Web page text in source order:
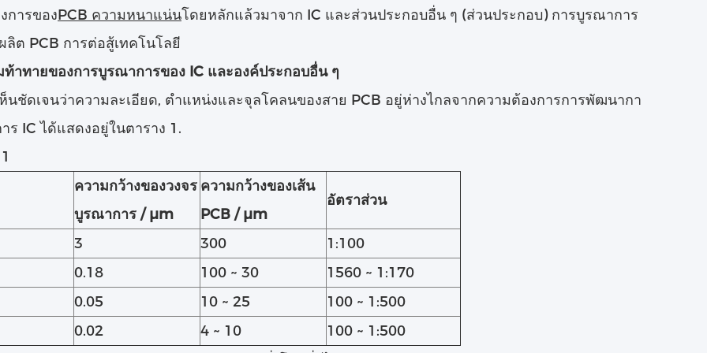
การของPCB ความหนาแน่นโดยหลักแล้วมาจาก IC และส่วนประกอบอื่น ๆ (ส่วนประกอบ) การบูรณาการ
ลิต PCB การต่อสู้เทคโนโลยี
ท้าทายของการบูรณาการของ IC และองค์ประกอบอื่น ๆ
ห็นชัดเจนว่าความละเอียด, ตําแหน่งและจุลโคลนของสาย PCB อยู่ห่างไกลจากความต้องการการพัฒนากา
ร IC ได้แสดงอยู่ในตาราง 1.
ความกว้างของวงจร
บูรณาการ / μm
ความกว้างของเส้น
PCB / μm
อัตราส่วน
3 300
1:100
0.18
100 ~ 30
1560 ~ 1:170
0.05
10 ~ 25
100 ~ 1:500
0.02
4 ~ 10
100 ~ 1:500